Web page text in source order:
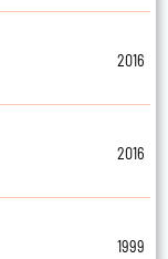
2016
2016
1999